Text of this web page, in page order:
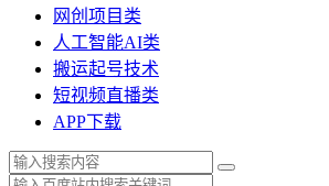
网创项目类
人工智能AI类
搬运起号技术
短视频直播类
APP下载